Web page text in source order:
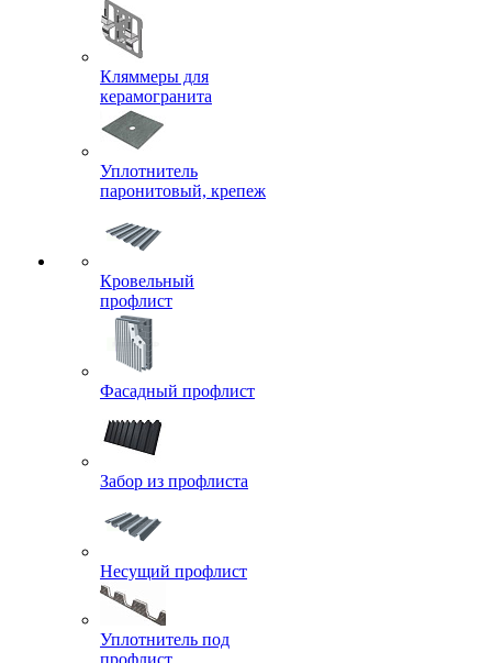
Кляммеры для
керамогранита
Уплотнитель
паронитовый, крепеж
Кровельный
профлист
Фасадный профлист
Забор из профлиста
Несущий профлист
Уплотнитель под
профлист